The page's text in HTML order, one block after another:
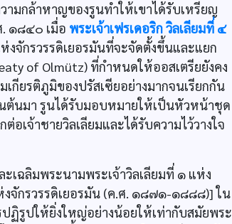
ามกล้าหาญของรูนทำให้เขาได้รับเหรียญ
. ๑๘๔๐ เมื่อ พระเจ้าเฟรเดอริก วิลเลียมที่ ๔
งจักรวรรดิเยอรมันที่จะจัดตั้งขึ้นและแยก
of Olmütz) ที่กำหนดให้ออสเตรียยังคง
กียรติภูมิของปรัสเซียอย่างมากจนเรียกกัน
ต้นมา รูนได้รับมอบหมายให้เป็นหัวหน้าชุด
เจ้าชายวิลเลียมและได้รับความไว้วางใจ
ะเฉลิมพระนามพระเจ้าวิลเลียมที่ ๑ แห่ง
งจักรวรรดิเยอรมัน (ค.ศ. ๑๘๗๑-๑๘๘๘)] ใน
ฏิรูปให้ยิ่งใหญ่อย่างน้อยให้เท่ากับสมัยพระ